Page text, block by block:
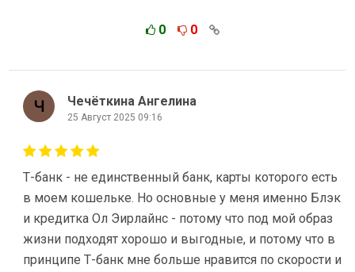
0 0
Чечёткина Ангелина
25 Август 2025 09:16
Т-банк - не единственный банк, карты которого есть
в моем кошельке. Но основные у меня именно Блэк
и кредитка Ол Эирлайнс - потому что под мой образ
жизни подходят хорошо и выгодные, и потому что в
принципе Т-банк мне больше нравится по скорости и